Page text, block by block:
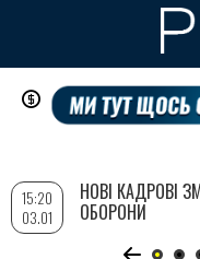
Перейти
до
вмісту
15:20
03.01
НОВІ КАДРОВІ
ОБОРОНИ